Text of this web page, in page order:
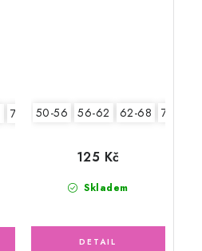
74-8650-56 56-62 62-68 74-86
Skladem
125 Kč